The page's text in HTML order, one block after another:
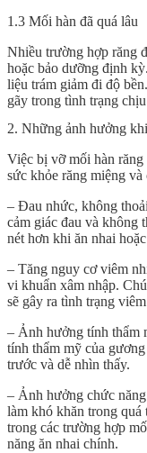
1.3 Mối hàn đã quá lâu
Nhiều trường hợp răng
hoặc bảo dưỡng định
liệu trám giảm đi độ
gãy trong tình trạng
2. Những ảnh hưởng
Việc bị vỡ mối hàn răng
sức khỏe răng miệng
– Đau nhức, không
cảm giác đau và không
nét hơn khi ăn nhai
– Tăng nguy cơ viêm
vi khuẩn xâm nhập.
sẽ gây ra tình trạng
– Ảnh hưởng tính thẩm
tính thẩm mỹ của
trước và dễ nhìn thấy.
– Ảnh hưởng chức
làm khó khăn trong
trong các trường hợp
năng ăn nhai chính.